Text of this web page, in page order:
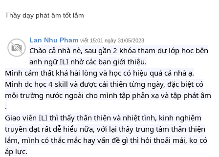
Thầy dạy phát âm tốt lắm
Lan Nhu Pham viết 15:01 ngày 31/05/2023
Chào cả nhà nè, sau gần 2 khóa tham dự lớp học bên
anh ngữ ILI nhờ các bạn giới thiệu.
Mình cảm thất khá hài lòng và học có hiệu quả cả nhà ạ.
Mình dc học 4 skill và được cải thiện từng ngày, đặc biệt có
môi trường nước ngoài cho mình tập phản xạ và tập phát âm
.
Giao viên ILI thì thấy thân thiện và nhiệt tình, kinh nghiệm
truyền đạt rất dễ hiểu nữa, với lại thấy trung tâm thân thiện
lắm, mình có thắc mắc hay vấn đề gì thì hỏi thoải mái, ko có
áp lực.